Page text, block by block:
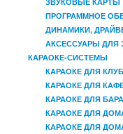
ПРОГРАММНОЕ
ДИНАМИКИ,
АКСЕССУАРЫ ДЛЯ
КАРАОКЕ-СИСТЕМЫ
КАРАОКЕ ДЛЯ
КАРАОКЕ ДЛЯ
КАРАОКЕ ДЛЯ БАРА
КАРАОКЕ ДЛЯ
КАРАОКЕ ДЛЯ